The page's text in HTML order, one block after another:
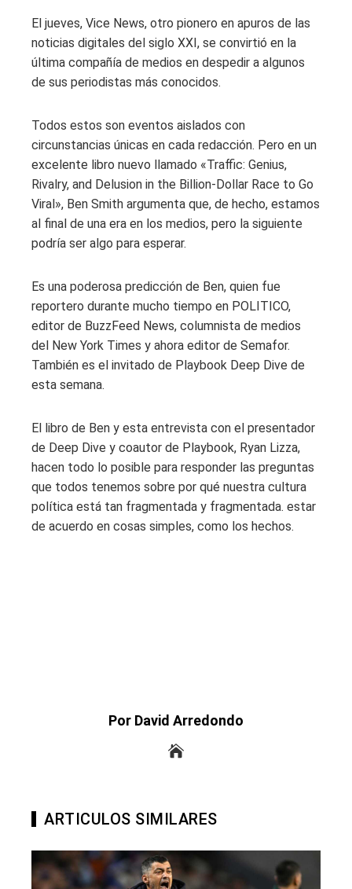
El jueves, Vice News, otro pionero en apuros de las
noticias digitales del siglo XXI, se convirtió en la
última compañía de medios en despedir a algunos
de sus periodistas más conocidos.
Todos estos son eventos aislados con
circunstancias únicas en cada redacción. Pero en un
excelente libro nuevo llamado «Traffic: Genius,
Rivalry, and Delusion in the Billion-Dollar Race to Go
Viral», Ben Smith argumenta que, de hecho, estamos
al final de una era en los medios, pero la siguiente
podría ser algo para esperar.
Es una poderosa predicción de Ben, quien fue
reportero durante mucho tiempo en POLITICO,
editor de BuzzFeed News, columnista de medios
del New York Times y ahora editor de Semafor.
También es el invitado de Playbook Deep Dive de
esta semana.
El libro de Ben y esta entrevista con el presentador
de Deep Dive y coautor de Playbook, Ryan Lizza,
hacen todo lo posible para responder las preguntas
que todos tenemos sobre por qué nuestra cultura
política está tan fragmentada y fragmentada. estar
de acuerdo en cosas simples, como los hechos.
Por David Arredondo
ARTICULOS SIMILARES